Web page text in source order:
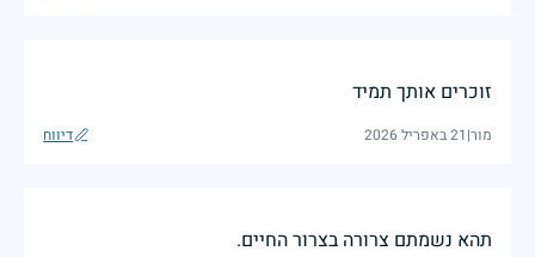
זוכרים אותך תמיד
מור|21 באפריל 2026 דיווח
תהא נשמתם צרורה בצרור החיים.